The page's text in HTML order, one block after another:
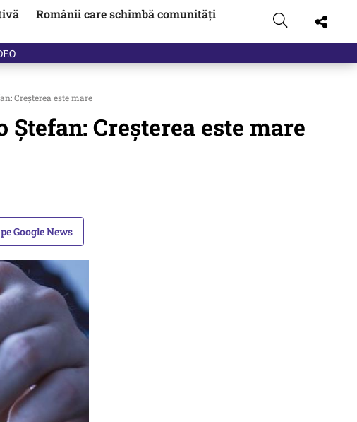
Românii care schimbă comunități
Creșterea este mare
Ștefan: Creșterea este mare
Google News